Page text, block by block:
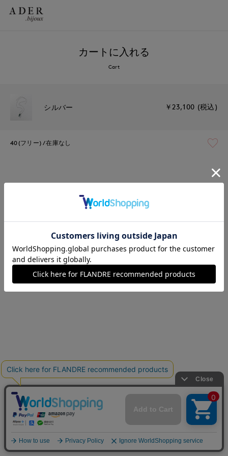
カートに入れる
Cart
シルバー ￥23,100 (税込)
40(フリー) 在庫なし